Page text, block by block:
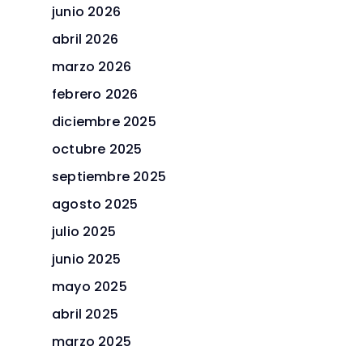
junio 2026
abril 2026
marzo 2026
febrero 2026
diciembre 2025
octubre 2025
septiembre 2025
agosto 2025
julio 2025
junio 2025
mayo 2025
abril 2025
marzo 2025